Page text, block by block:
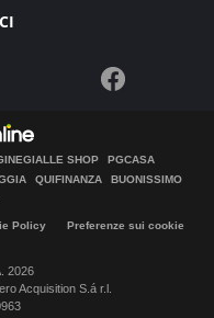
SHOP
PGCASA
QUIFINANZA
BUONISSIMO
Policy
Preferenze sui cookie
2026
Acquisition S.á r.l.